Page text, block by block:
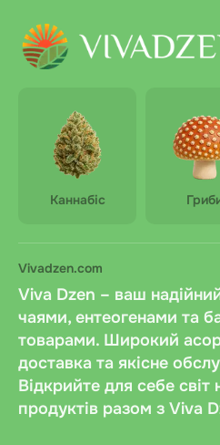
Каннабіс
Vivadzen.com
Viva Dzen – ваш
чаями, ентеогенами та
товарами. Широкий
доставка та якісне
Відкрийте для себе світ
продуктів разом з Viva